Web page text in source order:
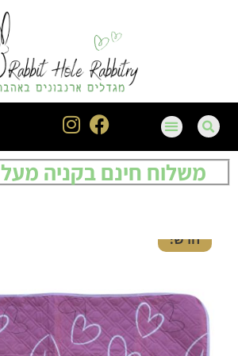
משלוח חינם בקניה מעל 250 ש"ח
חדש!